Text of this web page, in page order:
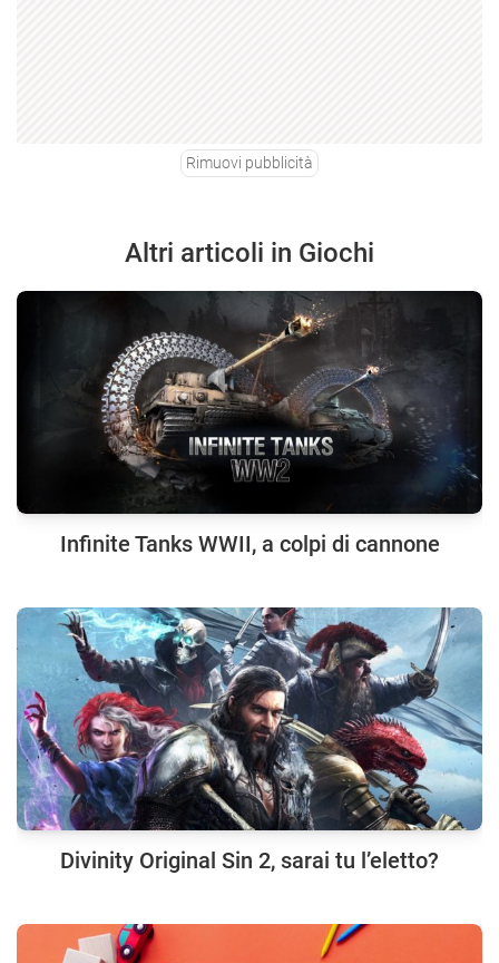
Rimuovi pubblicità
Altri articoli in Giochi
Infinite Tanks WWII, a colpi di cannone
Divinity Original Sin 2, sarai tu l’eletto?